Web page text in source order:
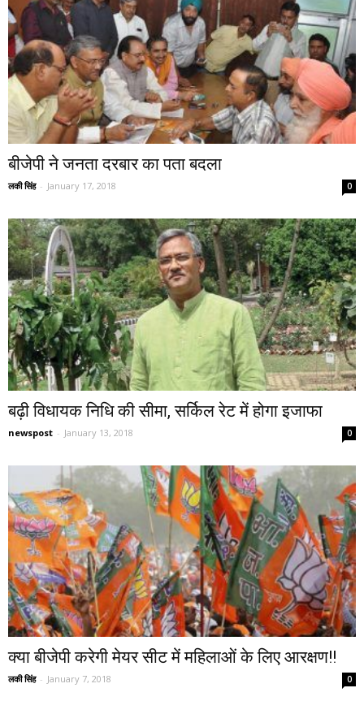
बीजेपी ने जनता दरबार का पता बदला
लकी सिंह - January 17, 2018 0
बढ़ी विधायक निधि की सीमा, सर्किल रेट में होगा इजाफा
newspost - January 13, 2018 0
क्या बीजेपी करेगी मेयर सीट में महिलाओं के लिए आरक्षण!!
लकी सिंह - January 7, 2018 0